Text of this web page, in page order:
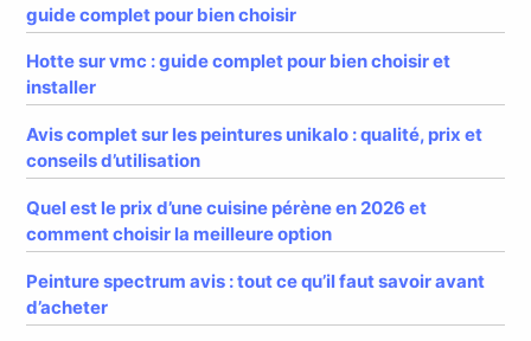
guide complet pour bien choisir
Hotte sur vmc : guide complet pour bien choisir et
installer
Avis complet sur les peintures unikalo : qualité, prix et
conseils d’utilisation
Quel est le prix d’une cuisine pérène en 2026 et
comment choisir la meilleure option
Peinture spectrum avis : tout ce qu’il faut savoir avant
d’acheter